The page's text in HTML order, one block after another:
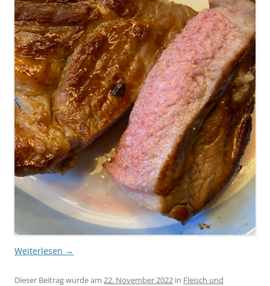
Weiterlesen →
Dieser Beitrag wurde am 22. November 2022 in Fleisch und